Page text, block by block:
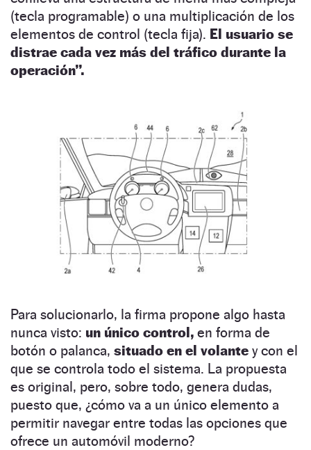
(tecla programable) o una multiplicación de los
elementos de control (tecla fija). El usuario se
distrae cada vez más del tráfico durante la
operación”.
Para solucionarlo, la firma propone algo hasta
nunca visto: un único control, en forma de
botón o palanca, situado en el volante y con el
que se controla todo el sistema. La propuesta
es original, pero, sobre todo, genera dudas,
puesto que, ¿cómo va a un único elemento a
permitir navegar entre todas las opciones que
ofrece un automóvil moderno?